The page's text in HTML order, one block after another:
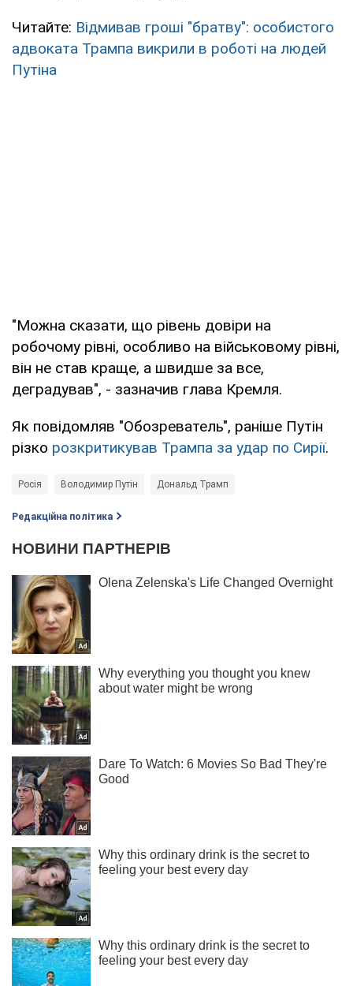
Читайте: Відмивав гроші "братву": особистого
адвоката Трампа викрили в роботі на людей
Путіна
"Можна сказати, що рівень довіри на
робочому рівні, особливо на військовому рівні,
він не став краще, а швидше за все,
деградував", - зазначив глава Кремля.
Як повідомляв "Обозреватель", раніше Путін
різко розкритикував Трампа за удар по Сирії.
Росія Володимир Путін Дональд Трамп
Редакційна політика